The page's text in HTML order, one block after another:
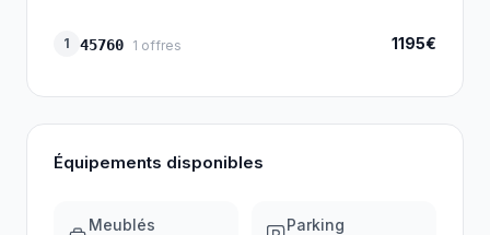
1 45760 1 offres 1195€
Équipements disponibles
Meublés Parking